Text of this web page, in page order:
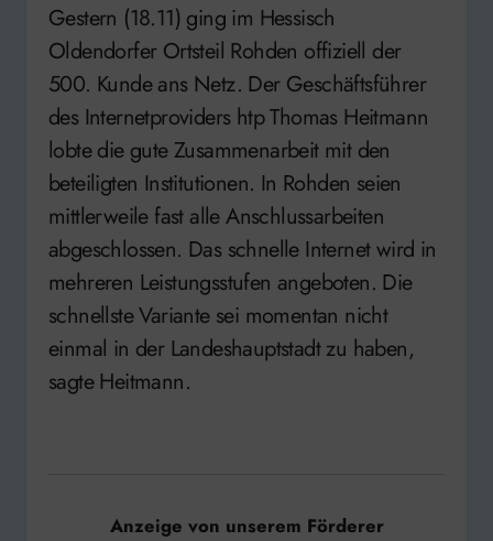
Gestern (18.11) ging im Hessisch
Oldendorfer Ortsteil Rohden offiziell der
500. Kunde ans Netz. Der Geschäftsführer
des Internetproviders htp Thomas Heitmann
lobte die gute Zusammenarbeit mit den
beteiligten Institutionen. In Rohden seien
mittlerweile fast alle Anschlussarbeiten
abgeschlossen. Das schnelle Internet wird in
mehreren Leistungsstufen angeboten. Die
schnellste Variante sei momentan nicht
einmal in der Landeshauptstadt zu haben,
sagte Heitmann.
Anzeige von unserem Förderer